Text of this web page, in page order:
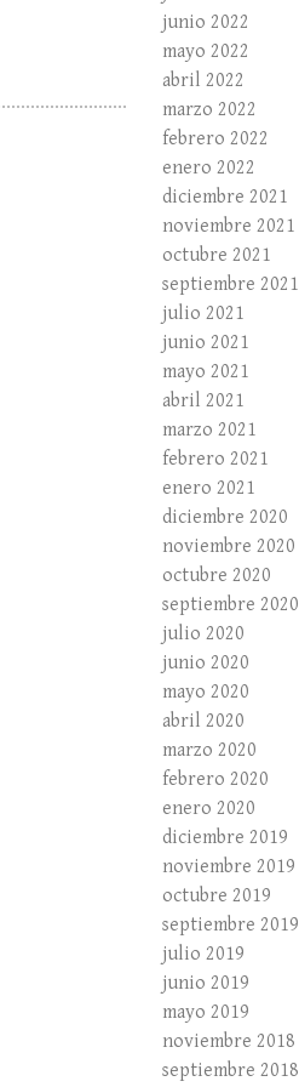
junio 2022
mayo 2022
abril 2022
marzo 2022
febrero 2022
enero 2022
diciembre 2021
noviembre 2021
octubre 2021
septiembre 2021
julio 2021
junio 2021
mayo 2021
abril 2021
marzo 2021
febrero 2021
enero 2021
diciembre 2020
noviembre 2020
octubre 2020
septiembre 2020
julio 2020
junio 2020
mayo 2020
abril 2020
marzo 2020
febrero 2020
enero 2020
diciembre 2019
noviembre 2019
octubre 2019
septiembre 2019
julio 2019
junio 2019
mayo 2019
noviembre 2018
septiembre 2018